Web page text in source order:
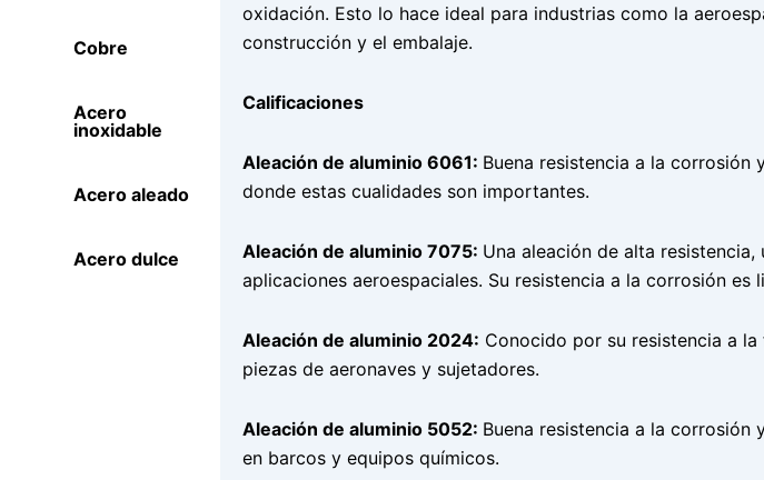
Cobre
Acero
inoxidable
Acero aleado
Acero dulce
oxidación. Esto lo hace ideal para industrias como la
construcción y el embalaje.
Calificaciones
Aleación de aluminio 6061: Buena resistencia a la corrosión
donde estas cualidades son importantes.
Aleación de aluminio 7075: Una aleación de alta
aplicaciones aeroespaciales. Su resistencia a la corrosión es
Aleación de aluminio 2024: Conocido por su resistencia a la
piezas de aeronaves y sujetadores.
Aleación de aluminio 5052: Buena resistencia a la corrosión
en barcos y equipos químicos.